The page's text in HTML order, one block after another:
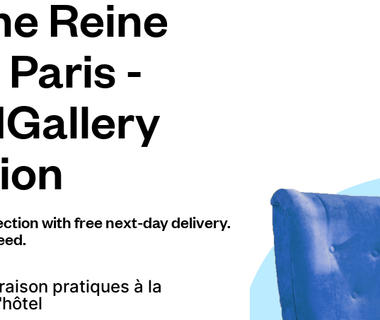
Reine
-
with free next-day delivery.
pratiques à la